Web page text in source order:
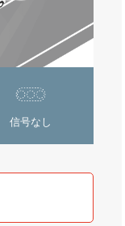
信号なし